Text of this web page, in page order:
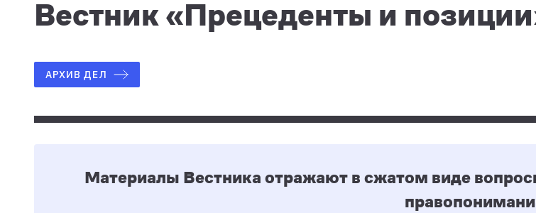
Вестник «Прецеденты и
АРХИВ ДЕЛ
Материалы Вестника отражают в сжатом виде